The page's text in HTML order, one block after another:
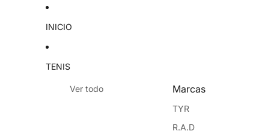
INICIO
TENIS
Ver todo Marcas
TYR
R.A.D